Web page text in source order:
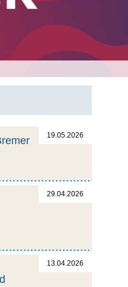
19.05.2026
29.04.2026
13.04.2026